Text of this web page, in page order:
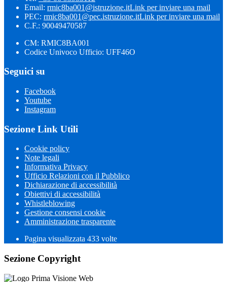
Email: rmic8ba001@istruzione.itLink per inviare una mail
PEC: rmic8ba001@pec.istruzione.itLink per inviare una mail
C.F.: 90049470587
CM: RMIC8BA001
Codice Univoco Ufficio: UFF46O
Seguici su
Facebook
Youtube
Instagram
Sezione Link Utili
Cookie policy
Note legali
Informativa Privacy
Ufficio Relazioni con il Pubblico
Dichiarazione di accessibilità
Obiettivi di accessibilità
Whistleblowing
Gestione consensi cookie
Amministrazione trasparente
Pagina visualizzata 433 volte
Sezione Copyright